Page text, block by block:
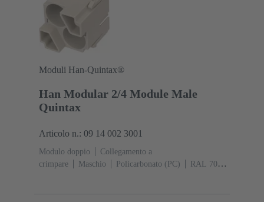
Moduli Han-Quintax®
Han Modular 2/4 Module Male
Quintax
Articolo n.: 09 14 002 3001
Modulo doppio
Collegamento a
crimpare
Maschio Policarbonato (PC)
RAL 7032